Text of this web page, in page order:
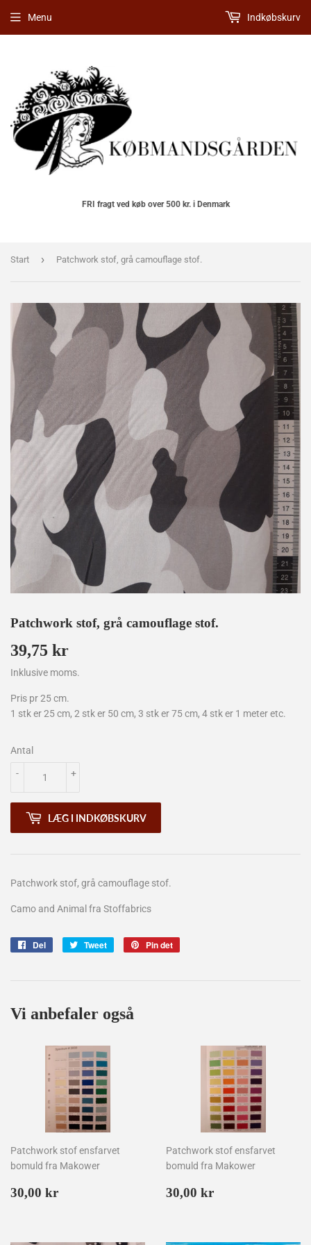
FRI fragt ved køb over 500 kr. i Denmark
Menu Indkøbskurv
Start › Patchwork stof, grå camouflage stof.
Patchwork stof, grå camouflage stof.
39,75 kr
kr
Inklusive moms.
Pris pr 25 cm.
1 stk er 25 cm, 2 stk er 50 cm, 3 stk er 75 cm, 4 stk er 1 meter etc.
Antal
+
-
LÆG I INDKØBSKURV
Patchwork stof, grå camouflage stof.
Camo and Animal fra Stoffabrics
Del Tweet
Tweet
Pin det
Vi anbefaler også
Patchwork stof ensfarvet
bomuld fra Makower
Normalpris
30,00 kr
Patchwork stof ensfarvet
bomuld fra Makower
Normalpris
30,00 kr